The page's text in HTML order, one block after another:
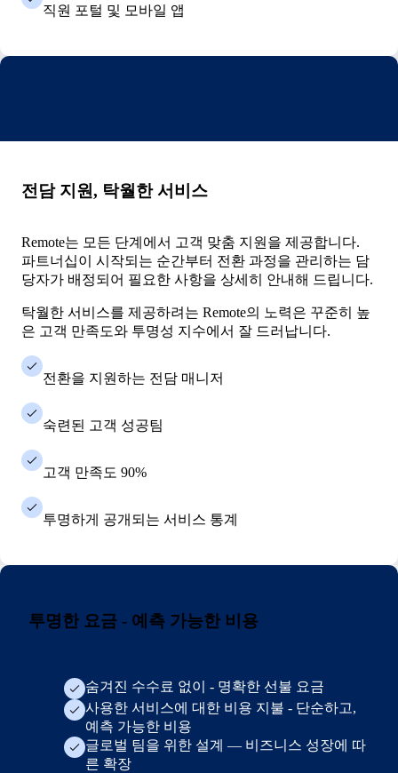
직원 포털 및 모바일 앱
전담 지원, 탁월한 서비스
Remote는 모든 단계에서 고객 맞춤 지원을 제공합니다.
파트너십이 시작되는 순간부터 전환 과정을 관리하는 담
당자가 배정되어 필요한 사항을 상세히 안내해 드립니다.
탁월한 서비스를 제공하려는 Remote의 노력은 꾸준히 높
은 고객 만족도와 투명성 지수에서 잘 드러납니다.
전환을 지원하는 전담 매니저
숙련된 고객 성공팀
고객 만족도 90%
투명하게 공개되는 서비스 통계
투명한 요금 - 예측 가능한 비용
숨겨진 수수료 없이 - 명확한 선불 요금
사용한 서비스에 대한 비용 지불 - 단순하고,
예측 가능한 비용
글로벌 팀을 위한 설계 — 비즈니스 성장에 따
른 확장